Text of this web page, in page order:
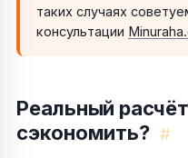
таких случаях
консультации
Реальный
сэкономить? #